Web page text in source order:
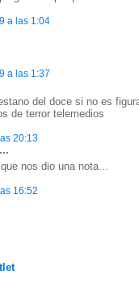
a las 1:04
a las 1:37
del doce si no es
de terror telemedios
20:13
nos dio una nota...
16:52